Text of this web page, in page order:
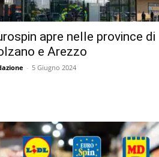
apre nelle province di
e Arezzo
- 5 Giugno 2024